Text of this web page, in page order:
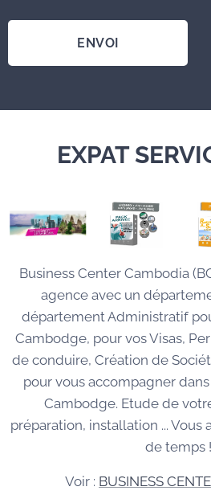
ENVOI
EXPAT
Business Center Cambodia
agence avec un
département Administratif
Cambodge, pour vos Visas,
de conduire, Création de
pour vous accompagner
Cambodge. Etude de
préparation, installation ...
de temps !
Voir : BUSINESS